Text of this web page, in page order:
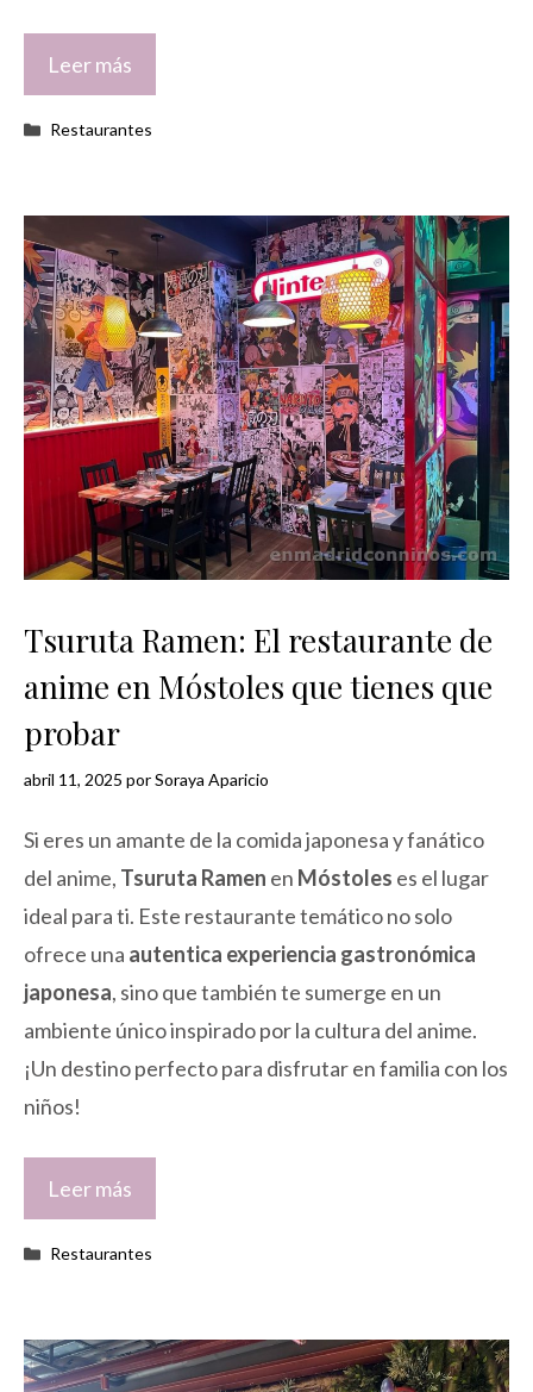
Leer más
Categorías
Restaurantes
Tsuruta Ramen: El restaurante de
anime en Móstoles que tienes que
probar
abril 11, 2025 porSoraya Aparicio
Si eres un amante de la comida japonesa y fanático
del anime, Tsuruta Ramen en Móstoles es el lugar
ideal para ti. Este restaurante temático no solo
ofrece una autentica experiencia gastronómica
japonesa, sino que también te sumerge en un
ambiente único inspirado por la cultura del anime.
¡Un destino perfecto para disfrutar en familia con los
niños!
Leer más
Categorías
Restaurantes